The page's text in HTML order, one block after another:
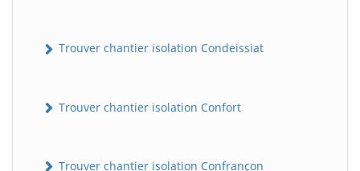
Trouver chantier isolation Condeissiat
Trouver chantier isolation Confort
Trouver chantier isolation Confrançon